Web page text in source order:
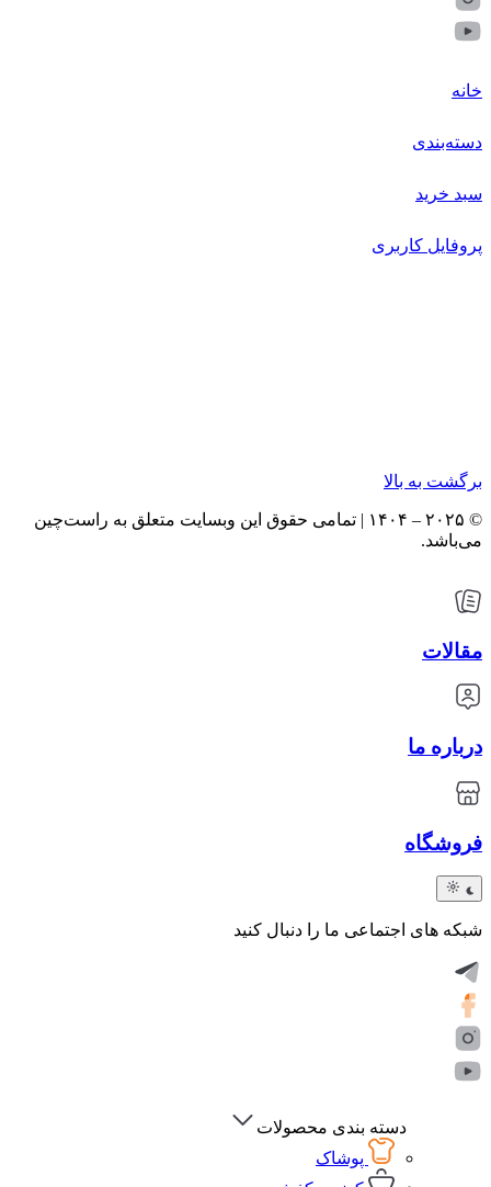
خانه
دسته‌بندی
سبد خرید
پروفایل کاربری
برگشت به بالا
© ۲۰۲۵ – ۱۴۰۴ | تمامی حقوق این وبسایت متعلق به راست‌چین
می‌باشد.
مقالات
درباره ما
فروشگاه
شبکه های اجتماعی ما را دنبال کنید
دسته بندی محصولات
پوشاک